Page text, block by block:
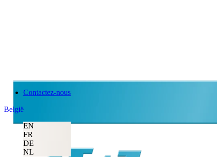
Contactez-nous
België
EN
FR
DE
NL